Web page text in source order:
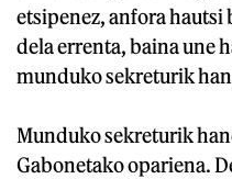
etsipenez, anfora hautsi
dela errenta, baina une
munduko sekreturik
Munduko sekreturik
Gabonetako opariena.